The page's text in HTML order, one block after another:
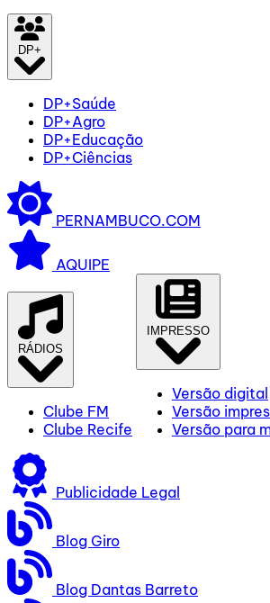
DP+
DP+Saúde
DP+Agro
DP+Educação
DP+Ciências
PERNAMBUCO.COM
AQUIPE
RÁDIOS
Clube FM
Clube Recife
IMPRESSO
Versão digital
Versão
Versão para
Publicidade Legal
Blog Giro
Blog Dantas Barreto